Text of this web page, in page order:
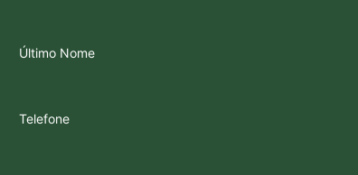
Último Nome
Telefone